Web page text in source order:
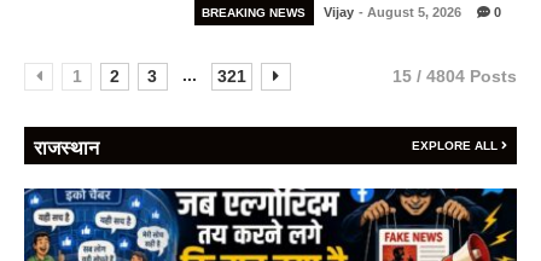
BREAKING NEWS Vijay - August 5, 2026 0
1 2 3 ... 321 15 / 4804 Posts
राजस्थान EXPLORE ALL